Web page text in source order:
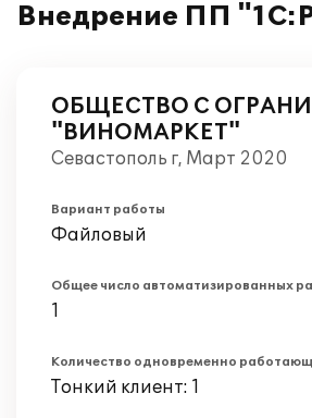
Внедрение ПП
ОБЩЕСТВО С
"ВИНОМАРКЕТ"
Севастополь г, Март 2020
Вариант работы
Файловый
Общее число автоматизированных
1
Количество одновременно
Тонкий клиент: 1